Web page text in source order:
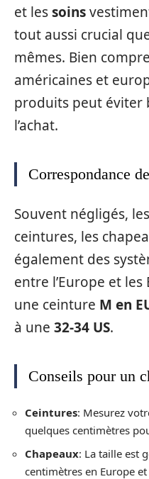
et lessoins
tout aussi crucial
mêmes. Bien
américaines et
produits peut éviter
l’achat.
Correspondance
Souvent négligés,
ceintures, les
également des
entre l’Europe et
une ceinture M en
à une 32-34 US.
Conseils pour un
Ceintures: Mesurez
quelques centimètres
Chapeaux: La taille est
centimètres en Europe